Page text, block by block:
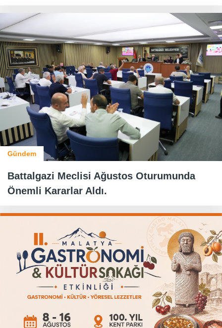
Gündem
Battalgazi Meclisi Ağustos Oturumunda
Önemli Kararlar Aldı.